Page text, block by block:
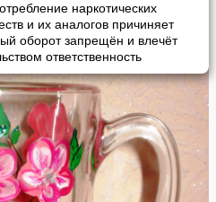
наркотических
и их аналогов причиняет
оборот запрещён и влечёт
ответственность